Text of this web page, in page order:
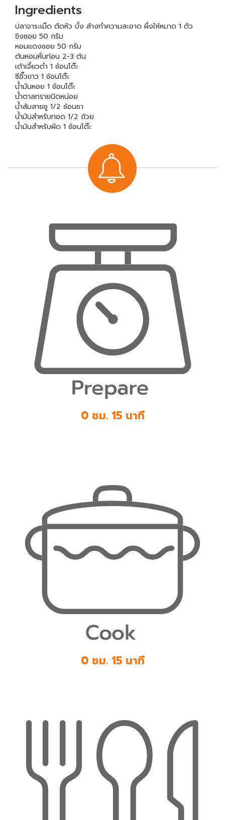
Ingredients
ปลาจาระเม็ด ตัดหัว บั้ง ล้างทำความสะอาด ผึ่งให้หมาด 1 ตัว
ขิงซอย 50 กรัม
หอมแดงซอย 50 กรัม
ต้นหอมหั่นท่อน 2-3 ต้น
เต้าเจี้ยวดำ 1 ช้อนโต๊ะ
ซีอิ๊วขาว 1 ช้อนโต๊ะ
น้ำมันหอย 1 ช้อนโต๊ะ
น้ำตาลทรายนิดหน่อย
น้ำส้มสายชู 1/2 ช้อนชา
น้ำมันสำหรับทอด 1/2 ถ้วย
น้ำมันสำหรับผัด 1 ช้อนโต๊ะ
0 ชม. 15 นาที
0 ชม. 15 นาที